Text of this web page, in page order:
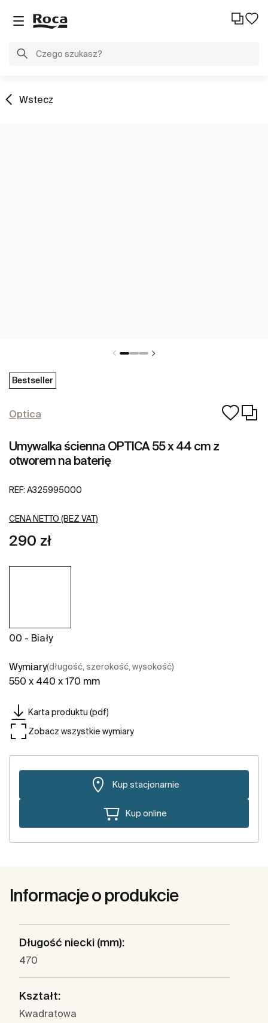
Wstecz
Bestseller
Optica
Umywalka ścienna OPTICA 55 x 44 cm z
otworem na baterię
REF: A325995000
CENA NETTO (BEZ VAT)
290 zł
00 - Biały
Wymiary(długość, szerokość, wysokość)
550 x 440 x 170 mm
Karta produktu (pdf)
Zobacz wszystkie wymiary
Kup stacjonarnie
Kup online
Informacje o produkcie
Długość niecki (mm):
470
Kształt:
Kwadratowa